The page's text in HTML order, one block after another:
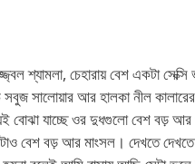
শ্যামলা, চেহারায় বেশ একটা
সালোয়ার আর হালকা নীল
বোঝা যাচ্ছে ওর দুধগুলো বেশ বড় আর
বেশ বড় আর মাংসল। দেখতে